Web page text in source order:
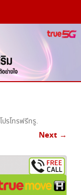
โปรโทรฟรีทรู.
Next →